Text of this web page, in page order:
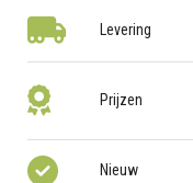
Levering
Prijzen
Nieuw